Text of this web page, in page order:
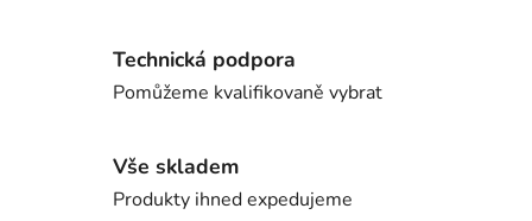
Technická podpora
Pomůžeme kvalifikovaně vybrat
Vše skladem
Produkty ihned expedujeme